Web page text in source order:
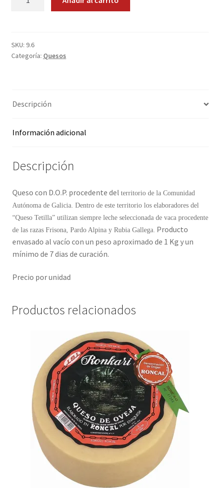
Quienes somos
SKU: 9.6
Categoría: Quesos
Descripción
Información adicional
Descripción
Queso con D.O.P. procedente del territorio de la Comunidad
Autónoma de Galicia. Dentro de este territorio los elaboradores del
“Queso Tetilla” utilizan siempre leche seleccionada de vaca procedente
de las razas Frisona, Pardo Alpina y Rubia Gallega. Producto
envasado al vacío con un peso aproximado de 1 Kg y un
mínimo de 7 dias de curación.
Precio por unidad
Productos relacionados